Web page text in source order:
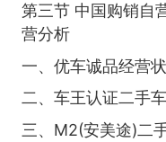
第三节 中国购销自
营分析
一、优车诚品经营
二、车王认证二手
三、M2(安美途)二